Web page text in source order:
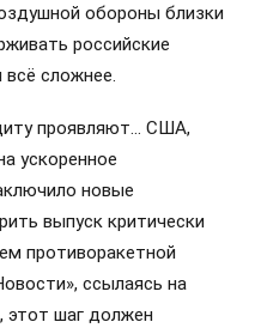
обороны близки
российские
сложнее.
проявляют… США,
ускоренное
новые
выпуск критически
противоракетной
ссылаясь на
шаг должен